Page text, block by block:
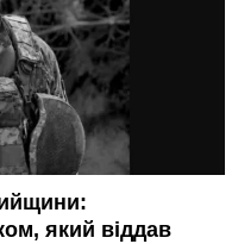
який віддав